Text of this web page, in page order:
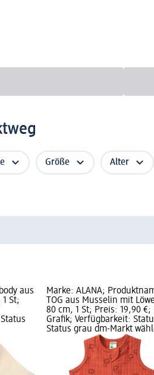
Größe Alter
aus
St;
Marke: ALANA;
TOG aus Musselin mit
80 cm, 1 St; Preis: 19,90
Grafik; Verfügbarkeit:
Status grau dm-Markt